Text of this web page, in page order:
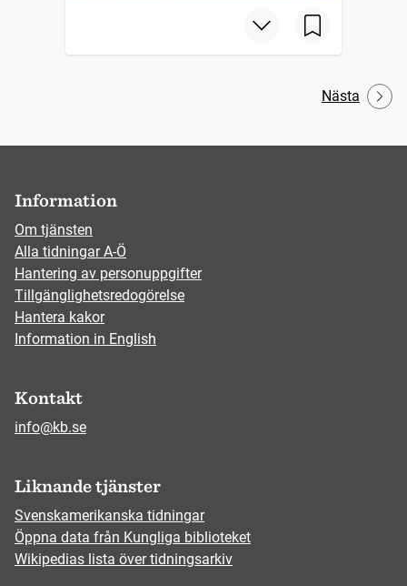
Nästa
Information
Om tjänsten
Alla tidningar A-Ö
Hantering av personuppgifter
Tillgänglighetsredogörelse
Hantera kakor
Information in English
Kontakt
info@kb.se
Liknande tjänster
Svenskamerikanska tidningar
Öppna data från Kungliga biblioteket
Wikipedias lista över tidningsarkiv